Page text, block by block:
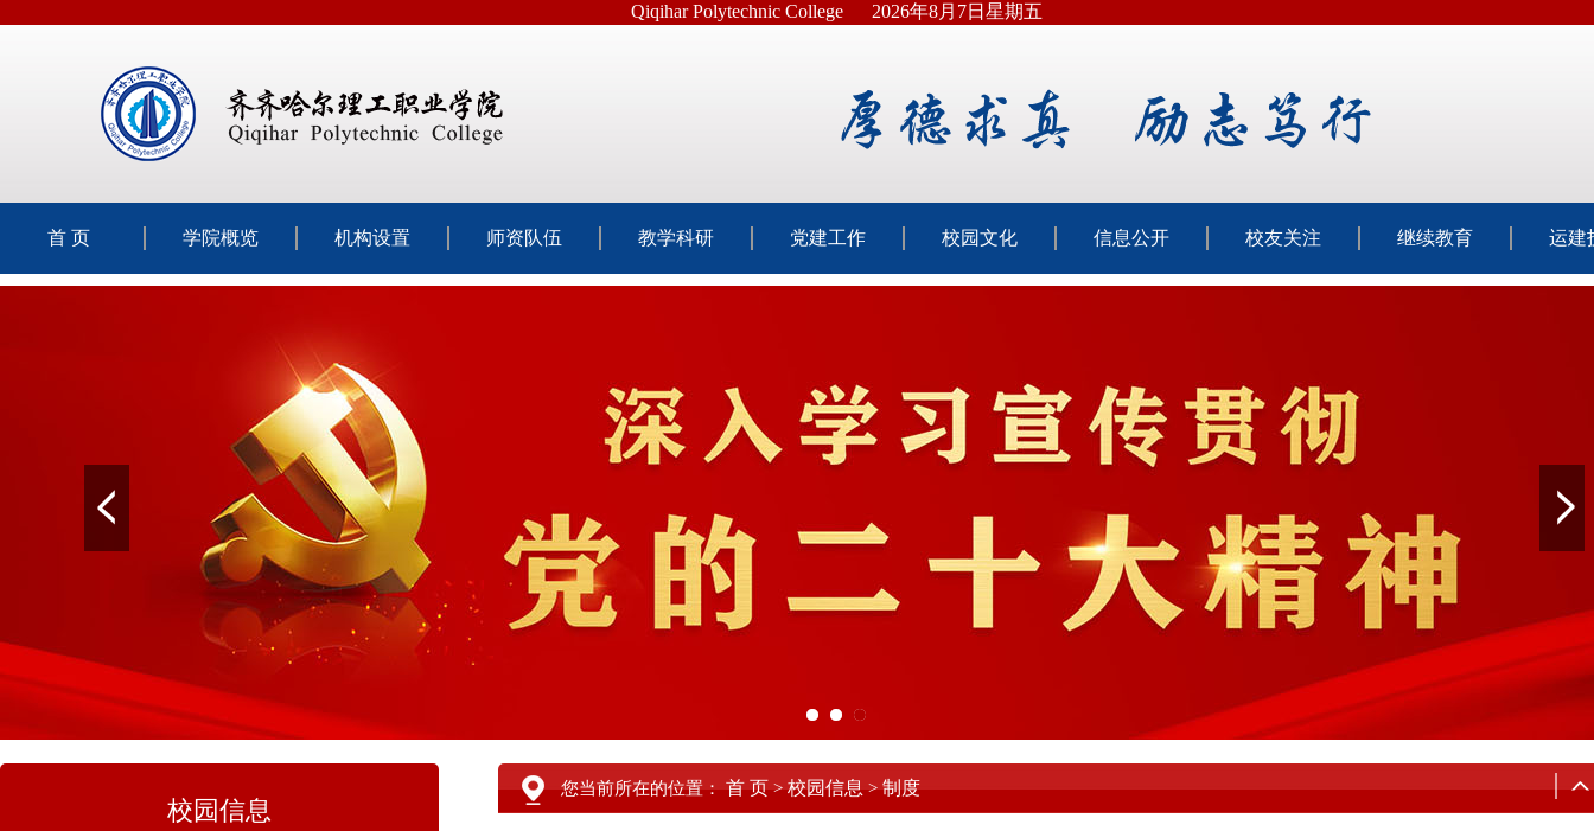
Qiqihar Polytechnic College 2026年8月7日星期五
首 页 学院概览 机构设置 师资队伍 教学科研 党建工作 校园文化 信息公开 校友关注 继续教育 运建
校园信息
您当前所在的位置：首 页>校园信息>制度